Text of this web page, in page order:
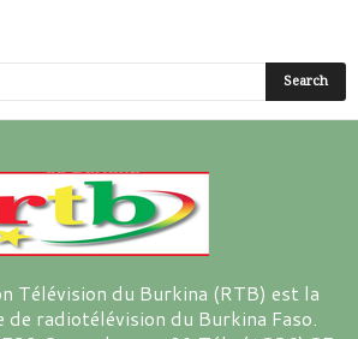
Télévision du Burkina (RTB) est la
de radiotélévision du Burkina Faso.